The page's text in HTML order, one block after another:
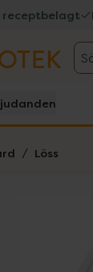
receptbelagt
Löss